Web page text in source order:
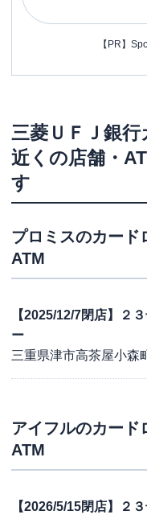
【PR】
三菱ＵＦＪ銀
近くの店舗・
す
プロミスのカード
ATM
【2025/12/7閉店】２
ー
三重県津市高茶屋小森
アイフルのカード
ATM
【2026/5/15閉店】２